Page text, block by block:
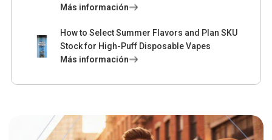
Más información
How to Select Summer Flavors and Plan SKU
Stock for High-Puff Disposable Vapes
Más información